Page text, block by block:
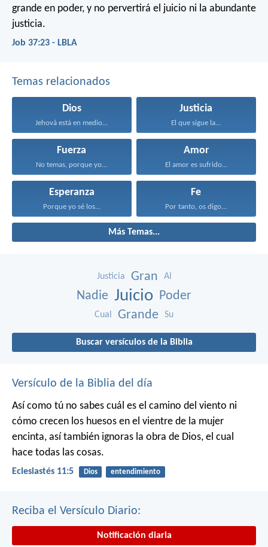
grande en poder, y no pervertirá el juicio ni la abundante
justicia.
Job 37:23 - LBLA
Temas relacionados
Dios
Jehová está en medio...
Justicia
El que sigue la...
Fuerza
No temas, porque yo...
Amor
El amor es sufrido...
Esperanza
Porque yo sé los...
Fe
Por tanto, os digo...
Más Temas...
Justicia Gran Al
Nadie Juicio Poder
Cual Grande Su
Buscar versículos de la Biblia
Versículo de la Biblia del día
Así como tú no sabes cuál es el camino del viento ni
cómo crecen los huesos en el vientre de la mujer
encinta, así también ignoras la obra de Dios, el cual
hace todas las cosas.
Eclesiastés 11:5 Dios entendimiento
Reciba el Versículo Diario:
Notificación diaria